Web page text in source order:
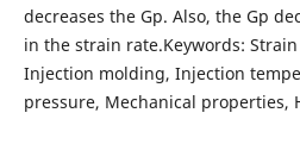
decreases the Gp. Also, the Gp
in the strain rate.Keywords:
Injection molding, Injection
pressure, Mechanical properties,